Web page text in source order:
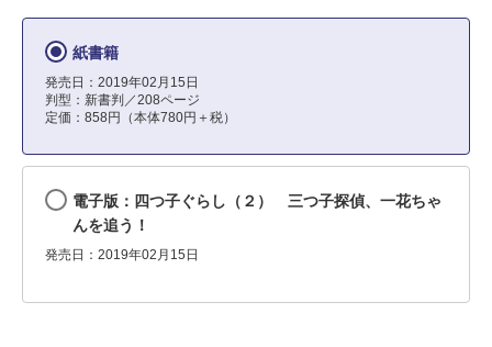
紙書籍
発売日：2019年02月15日
判型：新書判／208ページ
定価：858円（本体780円＋税）
電子版：四つ子ぐらし（２） 三つ子探偵、一花ちゃ
んを追う！
発売日：2019年02月15日